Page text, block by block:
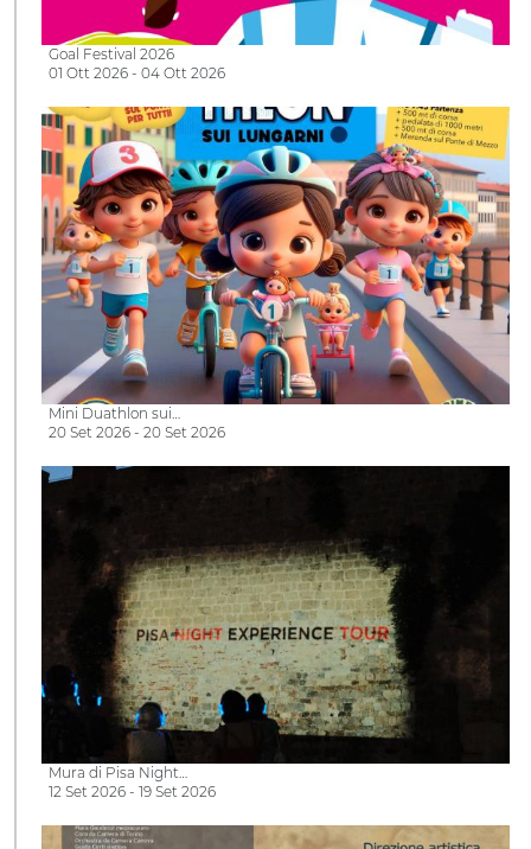
Goal Festival 2026
01 Ott 2026 - 04 Ott 2026
Mini Duathlon sui…
20 Set 2026 - 20 Set 2026
Mura di Pisa Night…
12 Set 2026 - 19 Set 2026